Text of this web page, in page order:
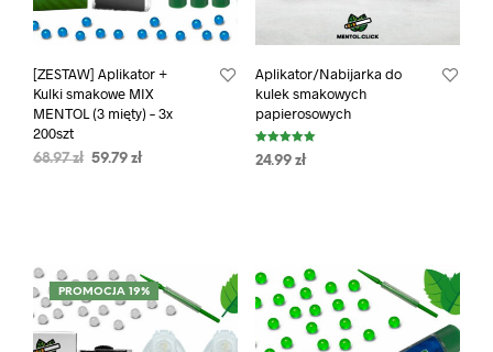
[ZESTAW] Aplikator +
Kulki smakowe MIX
MENTOL (3 mięty) – 3x
200szt
68.97zł 59.79 zł
Aplikator/Nabijarka do
kulek smakowych
papierosowych
Oceniono
5.00
24.99 zł
PROMOCJA 19%